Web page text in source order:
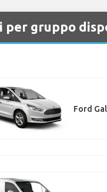
per gruppo
Ford